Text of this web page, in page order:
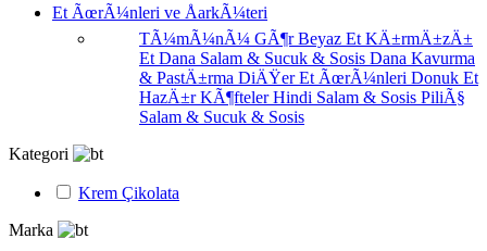
Et ÃœrÃ¼nleri ve ÅarkÃ¼teri
TÃ¼mÃ¼nÃ¼ GÃ¶rBeyaz Et KÄ±rmÄ±zÄ±
Et Dana Salam & Sucuk & Sosis Dana Kavurma
& PastÄ±rma DiÄŸer Et ÃœrÃ¼nleri Donuk Et
HazÄ±r KÃ¶ftelerHindi Salam & Sosis PiliÃ§
Salam & Sucuk & Sosis
Kategori
Krem Çikolata
Marka